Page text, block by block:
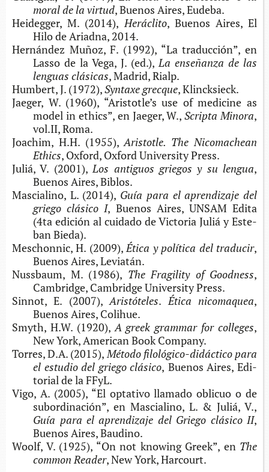
moral de la virtud, Bue­nos Aires, Eudeba.
Hei­deg­ger, M. (2014),Heráclito, Bue­nos Aires, El
Hilo de Ariad­na, 2014.
Her­nán­dez Muñoz, F. (1992), “La tra­duc­ción”, en
Lasso de la Vega, J. (ed.),La ense­ñan­za de las
len­guas clásicas, Madrid, Rialp.
Hum­bert, J. (1972),Syn­ta­xe grecque, Klincksieck.
Jae­ger, W. (1960), “Aris­totle’s use of medi­ci­ne as
model in ethics”, en Jae­ger, W.,Scrip­ta Minora,
vol.​II, Roma.
Joa­chim, H.H. (1955),Aris­totle. The Nico­ma­chean
Ethics, Oxford, Oxford Uni­ver­sity Press.
Juliá, V. (2001),Los anti­guos grie­gos y su lengua,
Bue­nos Aires, Biblos.
Mas­cia­lino, L. (2014), Guía para el apren­di­za­je del
grie­go clá­si­co I, Bue­nos Aires, UNSAM Edita
(4ta edi­ción al cui­da­do de Vic­to­ria Juliá y Este­
ban Bieda).
Mes­chon­nic, H. (2009),Ética y polí­ti­ca del traducir,
Bue­nos Aires, Leviatán.
Nuss­baum, M. (1986), The Fra­gi­lity of Goodness,
Cam­brid­ge, Cam­brid­ge Uni­ver­sity Press.
Sin­not, E. (2007),Aristóteles.Ética nicomaquea,
Bue­nos Aires, Colihue.
Smyth, H.W. (1920),A greek gram­mar for colleges,
New York, Ame­ri­can Book Company.
Torres, D.A. (2015),Méto­do filológico-​didáctico para
el estu­dio del grie­go clásico, Bue­nos Aires, Edi­
to­rial de la FFyL.
Vigo, A. (2005), “El opta­ti­vo lla­ma­do obli­cuo o de
subor­di­na­ción”, en Mas­cia­lino, L. & Juliá, V.,
Guía para el apren­di­za­je del Grie­go clá­si­co II,
Bue­nos Aires, Baudino.
Woolf, V. (1925), “On not kno­wing Greek”, en The
com­mon Reader, New York, Harcourt.